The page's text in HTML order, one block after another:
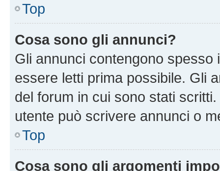
Top
Cosa sono gli annunci?
Gli annunci contengono
essere letti prima possibile. Gli
del forum in cui sono stati
utente può scrivere annunci o
Top
Cosa sono gli argomenti